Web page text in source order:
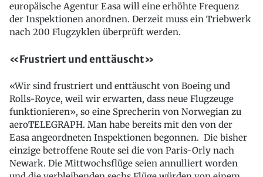
europäische Agentur Easa will eine erhöhte Frequenz
der Inspektionen anordnen. Derzeit muss ein Triebwerk
nach 200 Flugzyklen überprüft werden.
«Frustriert und enttäuscht»
«Wir sind frustriert und enttäuscht von Boeing und
Rolls-Royce, weil wir erwarten, dass neue Flugzeuge
funktionieren», so eine Sprecherin von Norwegian zu
aeroTELEGRAPH. Man habe bereits mit den von der
Easa angeordneten Inspektionen begonnen. Die bisher
einzige betroffene Route sei die von Paris-Orly nach
Newark. Die Mittwochsflüge seien annulliert worden